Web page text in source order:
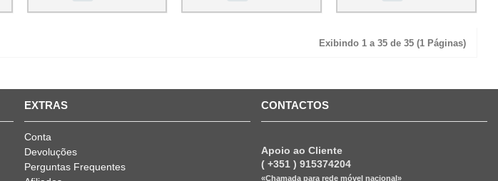
Exibindo 1 a 35 de 35 (1 Páginas)
EXTRAS
Conta
Devoluções
Perguntas Frequentes
CONTACTOS
Apoio ao Cliente
( +351 ) 915374204
«Chamada para rede móvel nacional»